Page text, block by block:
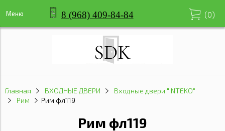
Меню 8 (968) 409-84-84 (0)
Главная ВХОДНЫЕ ДВЕРИ
Входные двери "INTEKO"
Рим
Рим фл119
Рим фл119